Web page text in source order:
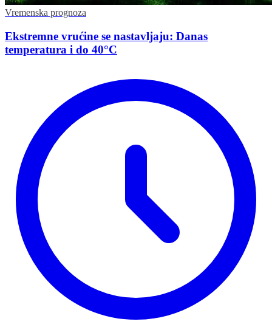
Vremenska prognoza
Ekstremne vrućine se nastavljaju: Danas
temperatura i do 40°C